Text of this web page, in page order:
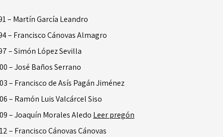
– Martín García Leandro
– Francisco Cánovas Almagro
– Simón López Sevilla
– José Baños Serrano
– Francisco de Asís Pagán Jiménez
– Ramón Luis Valcárcel Siso
– Joaquín Morales Aledo Leer pregón
– Francisco Cánovas Cánovas